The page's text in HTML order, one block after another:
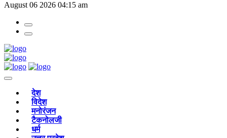
August 06 2026 04:15 am
देश
विदेश
मनोरंजन
टैकनोलजी
धर्म